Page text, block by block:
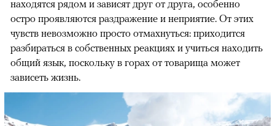
находятся рядом и зависят друг от друга, особенно
остро проявляются раздражение и неприятие. От этих
чувств невозможно просто отмахнуться: приходится
разбираться в собственных реакциях и учиться находить
общий язык, поскольку в горах от товарища может
зависеть жизнь.